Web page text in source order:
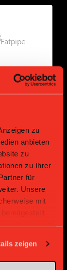
zu
anbieten
zu
zu Ihrer
für
Unsere
mit
zeigen